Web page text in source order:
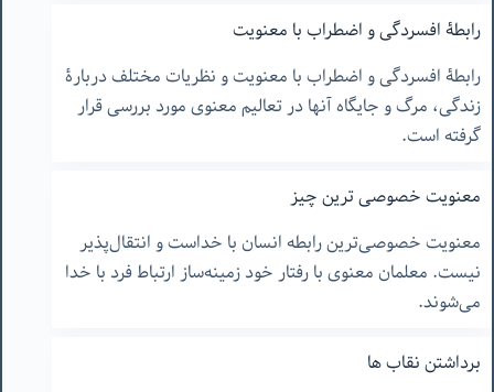
رابطۀ افسردگی و اضطراب با معنویت
رابطۀ افسردگی و اضطراب با معنویت و نظریات مختلف دربارۀ
زندگی، مرگ و جایگاه آنها در تعالیم معنوی مورد بررسی قرار
گرفته است.
معنویت خصوصی ترین چیز
معنویت خصوصی‌ترین رابطه انسان با خداست و انتقال‌پذیر
نیست. معلمان معنوی با رفتار خود زمینه‌ساز ارتباط فرد با خدا
می‌شوند.
برداشتن نقاب ها